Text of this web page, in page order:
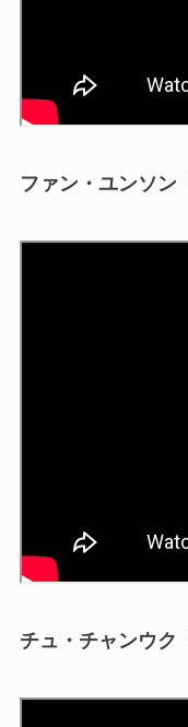
ファン・ユンソン
チュ・チャンウク